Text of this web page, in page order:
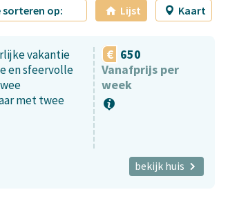
sorteren op: Lijst Kaart
vakantie
en sfeervolle
met twee
650
Vanafprijs per
week
bekijk huis